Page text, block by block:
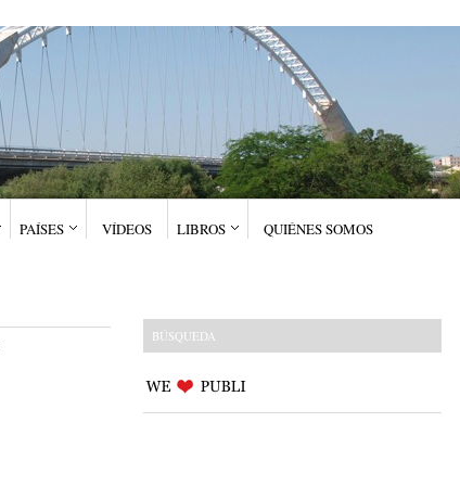
PAÍSES VÍDEOS LIBROS QUIÉNES SOMOS